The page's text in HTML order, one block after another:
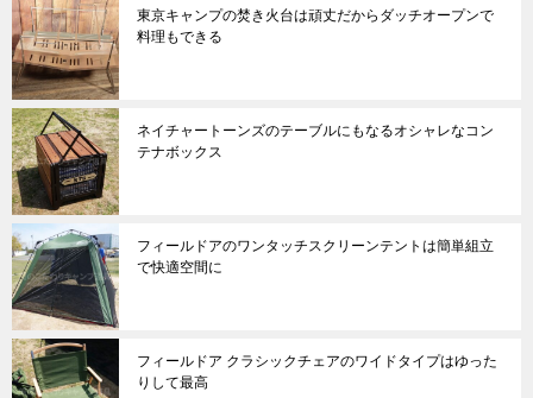
東京キャンプの焚き火台は頑丈だからダッチオープンで
料理もできる
ネイチャートーンズのテーブルにもなるオシャレなコン
テナボックス
フィールドアのワンタッチスクリーンテントは簡単組立
で快適空間に
フィールドア クラシックチェアのワイドタイプはゆった
りして最高